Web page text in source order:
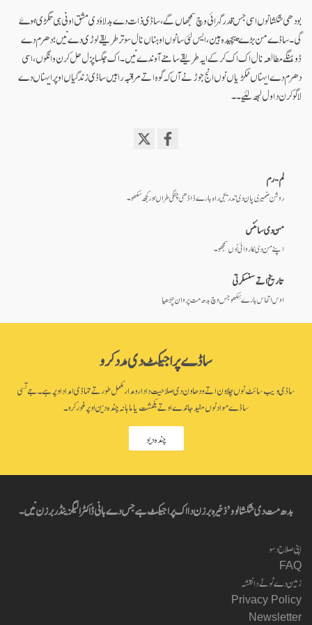
بودھی شکشا نوں اسی جس قدر گہرائی وچ سمجھاں گے، ساڈی ذات دے بدلاؤ دی مشق اونی ہی تگڑی ہوۓ
گی۔ ساڈے من بڑے پیچیدہ ہین، ایس لئی سانوں اوہناں نال سوتر طریقے لوڑی دے نیں؛ دھرم دے
ڈوہنگے مطالعہ نال اک اک کر کے ایہ طریقے سامنے آوندے نیں۔ اک جِگسا پزل حل کرن وانگوں، اسی
دھرم دے ایہناں ٹکڑیاں نوں انج جوڑنے آں کہ گوہ اتے مراقبہ راہیں ساڈی زندگیاں اوپر ایہناں دے
لاگو کرن دا ول لبھ لئیے۔۔
facebook
لم-رم
روشن ضمیری پان دی تدریجی راہ بارے ڈاڈھی چنگی طراں ہور کجھ سکھو۔
من دی سائنس
اپنے من دی کاروائی نوں سمجھو۔
تاریخ اتے سنسکرتی
اوس اتحاس بارے سِکھو جس وچ بدھ مت پروان چڑھیا
ساڈے پراجیکٹ دی مدد کرو
ساڈی ویب سائٹ نوں چلاون اتے ودھاون دی صلاحیت دا دارومدار مکمل طور تے تہاڈی امداد اوپر ہے۔ جے تسی
ساڈے مواد نوں مفید جاندے او تے یکمشت یا ماہانہ چندہ دین اوپر غور کرو۔
چندہ دیو
بدھ مت دی شکشا لوو’ ذخیرہ برزن دا اک پراجیکٹ ہے جس دے بانی ڈاکٹر الیگزینڈر برزن نیں۔
اپنی صلاح دسو
FAQ
زمین دے ٹوٹے دا نقشہ
Privacy Policy
Newsletter